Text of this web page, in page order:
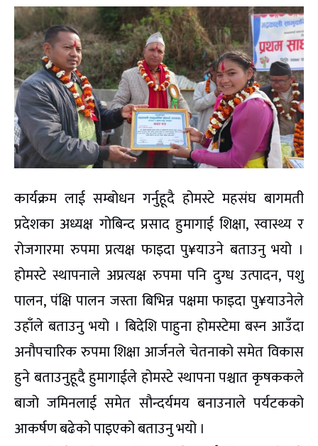
कार्यक्रम लाई सम्बोधन गर्नुहूदै होमस्टे महसंघ बागमती
प्रदेशका अध्यक्ष गोबिन्द प्रसाद हुमागाई शिक्षा, स्वास्थ्य र
रोजगारमा रुपमा प्रत्यक्ष फाइदा पु¥याउने बताउनु भयो ।
होमस्टे स्थापनाले अप्रत्यक्ष रुपमा पनि दुग्ध उत्पादन, पशु
पालन, पंक्षि पालन जस्ता बिभिन्न पक्षमा फाइदा पु¥याउनेले
उहाँले बताउनु भयो । बिदेशि पाहुना होमस्टेमा बस्न आउँदा
अनौपचारिक रुपमा शिक्षा आर्जनले चेतनाको समेत विकास
हुने बताउनुहूदै हुमागाईले होमस्टे स्थापना पश्चात कृषककले
बाजो जमिनलाई समेत सौन्दर्यमय बनाउनाले पर्यटकको
आकर्षण बढेको पाइएको बताउनु भयो ।